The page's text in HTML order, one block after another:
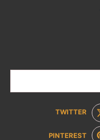
TWITTER
PINTEREST